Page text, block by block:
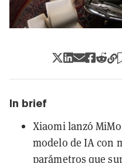
In brief
Xiaomi lanzó
modelo de IA con
parámetros que